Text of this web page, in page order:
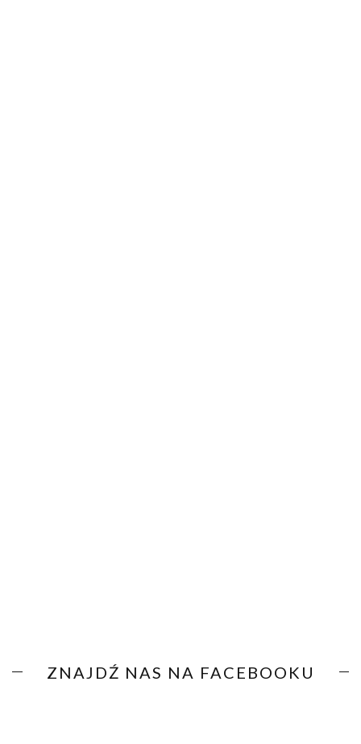
ZNAJDŹ NAS NA FACEBOOKU